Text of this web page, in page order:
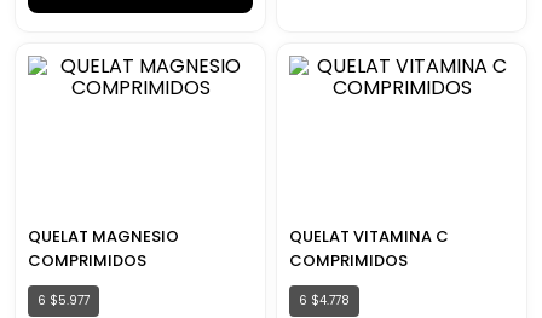
QUELAT MAGNESIO
COMPRIMIDOS
6 $5.977
QUELAT VITAMINA C
COMPRIMIDOS
6 $4.778